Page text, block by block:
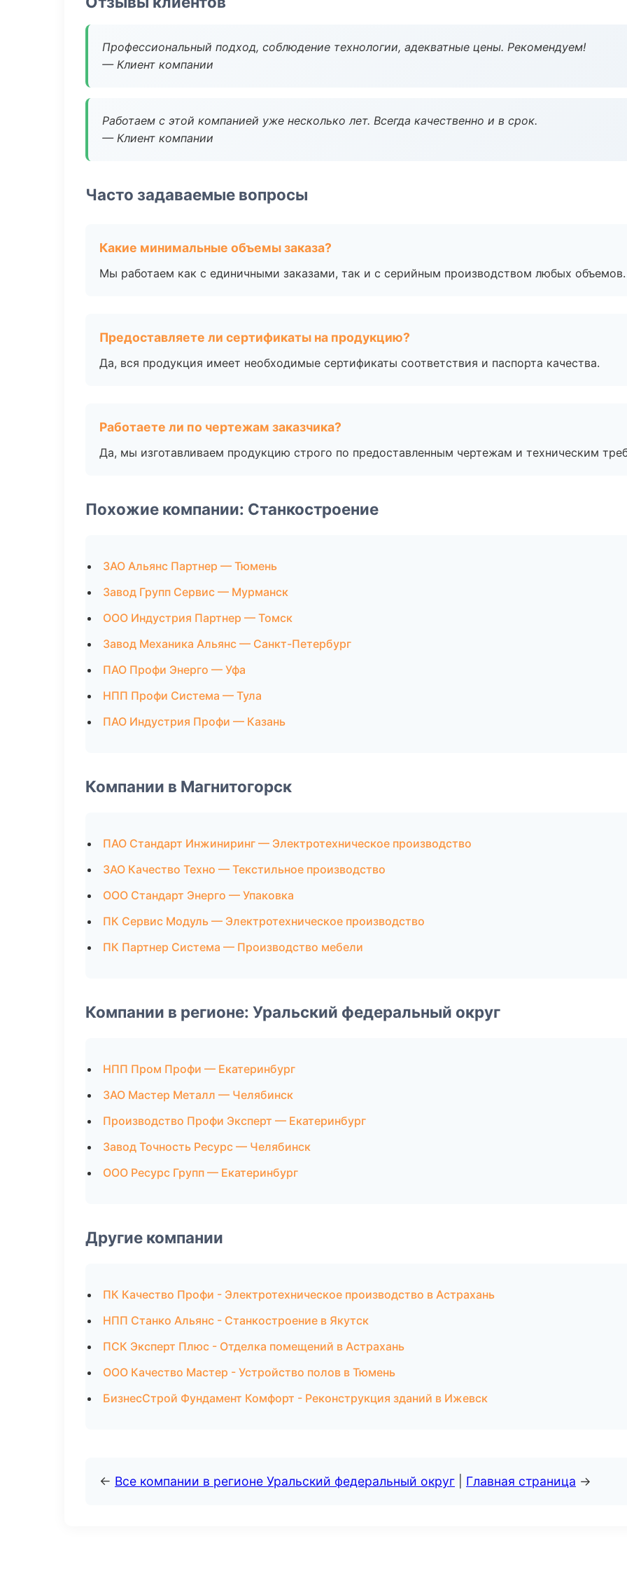
Профессиональный подход, соблюдение технологии, адекватные цены. Рекомендуем!
— Клиент компании
Работаем с этой компанией уже несколько лет. Всегда качественно и в срок.
— Клиент компании
Часто задаваемые вопросы
Какие минимальные объемы заказа?
Мы работаем как с единичными заказами, так и с серийным производством любых объемов.
Предоставляете ли сертификаты на продукцию?
Да, вся продукция имеет необходимые сертификаты соответствия и паспорта качества.
Работаете ли по чертежам заказчика?
Да, мы изготавливаем продукцию строго по предоставленным чертежам и техническим
Похожие компании: Станкостроение
ЗАО Альянс Партнер — Тюмень
Завод Групп Сервис — Мурманск
ООО Индустрия Партнер — Томск
Завод Механика Альянс — Санкт-Петербург
ПАО Профи Энерго — Уфа
НПП Профи Система — Тула
ПАО Индустрия Профи — Казань
Компании в Магнитогорск
ПАО Стандарт Инжиниринг — Электротехническое производство
ЗАО Качество Техно — Текстильное производство
ООО Стандарт Энерго — Упаковка
ПК Сервис Модуль — Электротехническое производство
ПК Партнер Система — Производство мебели
Компании в регионе: Уральский федеральный округ
НПП Пром Профи — Екатеринбург
ЗАО Мастер Металл — Челябинск
Производство Профи Эксперт — Екатеринбург
Завод Точность Ресурс — Челябинск
ООО Ресурс Групп — Екатеринбург
Другие компании
ПК Качество Профи - Электротехническое производство в Астрахань
НПП Станко Альянс - Станкостроение в Якутск
ПСК Эксперт Плюс - Отделка помещений в Астрахань
ООО Качество Мастер - Устройство полов в Тюмень
БизнесСтрой Фундамент Комфорт - Реконструкция зданий в Ижевск
← Все компании в регионе Уральский федеральный округ Главная страница →